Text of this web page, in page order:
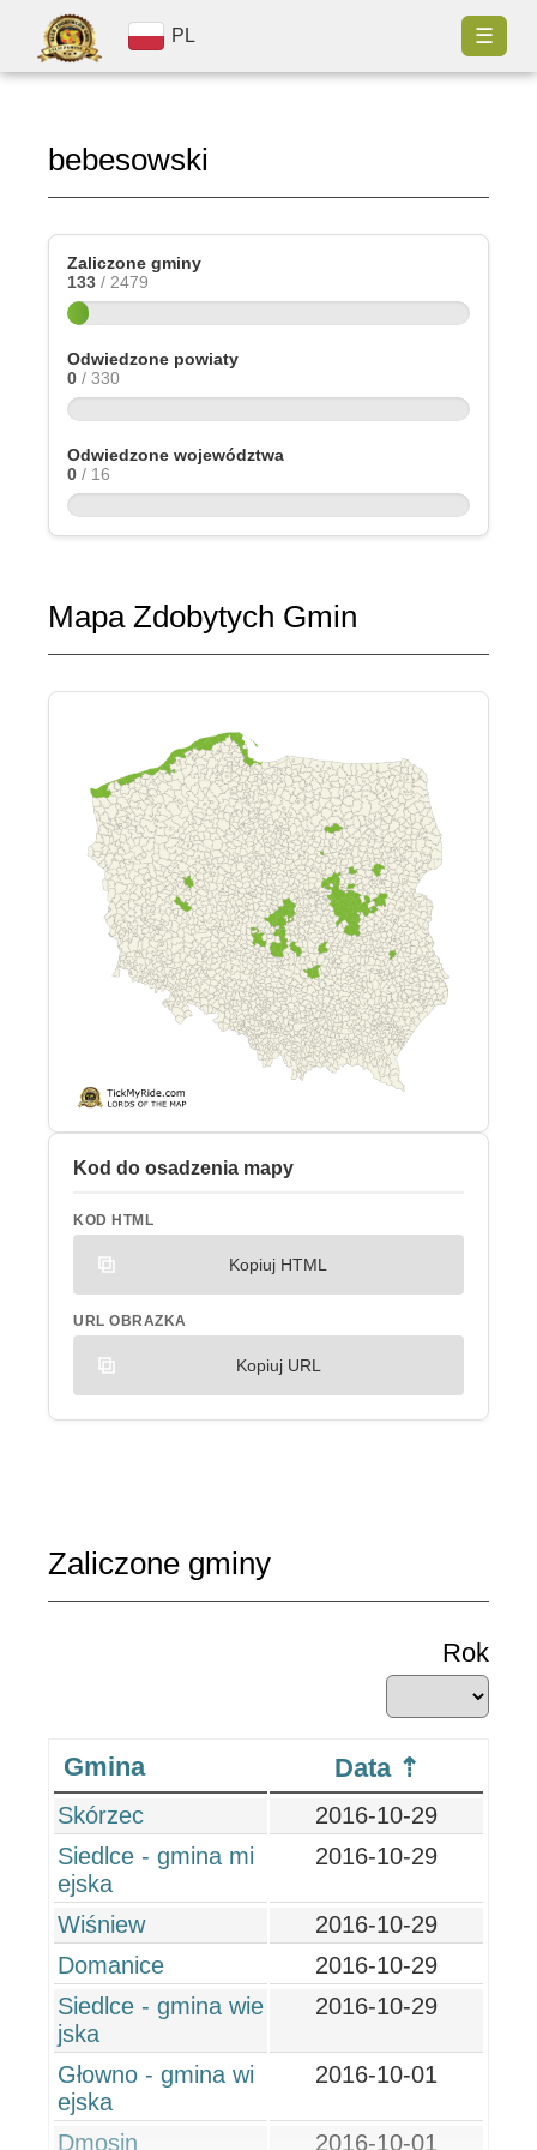
PL ☰
bebesowski
Zaliczone gminy
133 / 2479
Odwiedzone powiaty
0 / 330
Odwiedzone województwa
0 / 16
Mapa Zdobytych Gmin
Kod do osadzenia mapy
KOD HTML
Kopiuj HTML
URL OBRAZKA
Kopiuj URL
Zaliczone gminy
Rok
Gmina Data
Skórzec
2016-10-29
Siedlce - gmina mi
ejska
2016-10-29
Wiśniew
2016-10-29
Domanice
2016-10-29
Siedlce - gmina wie
jska
2016-10-29
Głowno - gmina wi
ejska
2016-10-01
Dmosin 2016-10-01